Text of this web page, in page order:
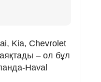
Kia, Chevrolet
– ол бұл
Haval